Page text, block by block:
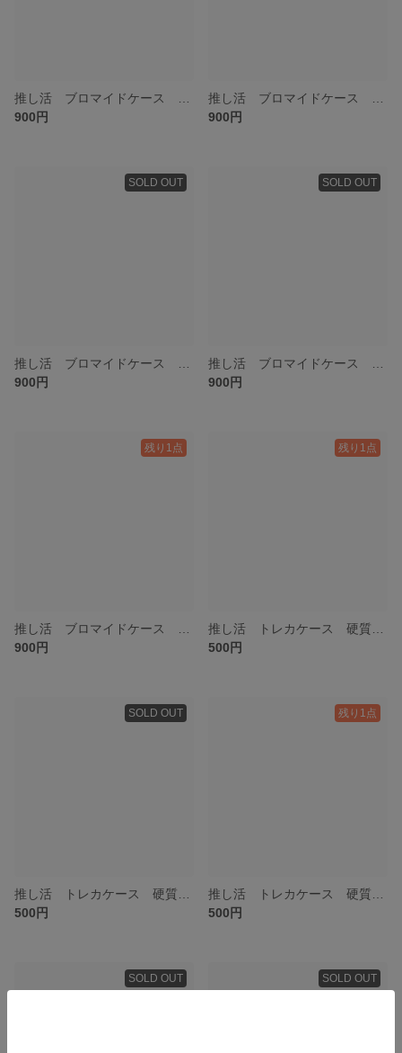
900円
900円
SOLD OUT
900円
SOLD OUT
900円
残り1点
900円
残り1点
500円
SOLD OUT
500円
残り1点
500円
SOLD OUT SOLD OUT